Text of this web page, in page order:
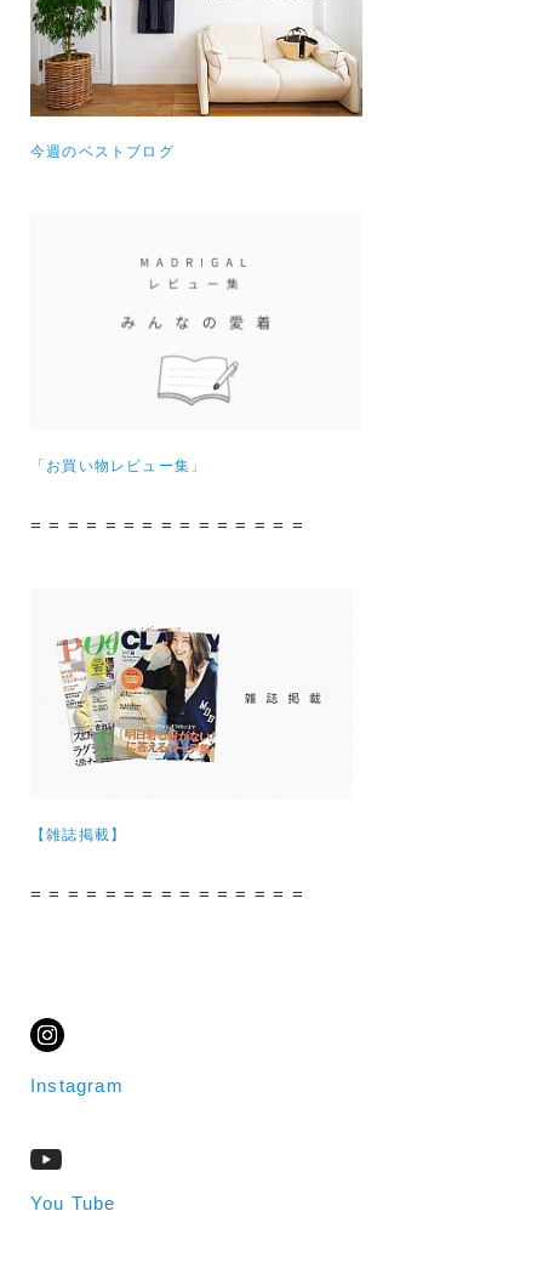
今週のベストブログ
「お買い物レビュー集」
= = = = = = = = = = = = = = =
【雑誌掲載】
= = = = = = = = = = = = = = =
Instagram
You Tube